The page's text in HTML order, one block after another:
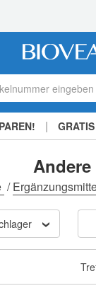
eingeben
| GRATIS
Andere
/